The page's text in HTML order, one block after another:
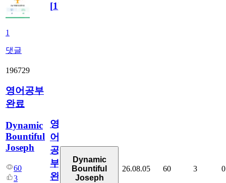
1
댓글
[1]
196729
영어공부
완료
Dynamic
Bountiful
Joseph
60
3
영
어
공
부
완
Dynamic
Bountiful
Joseph
26.08.05 60 3 0